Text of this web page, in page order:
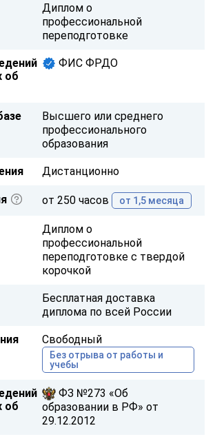
Диплом о
профессиональной
переподготовке
об
ФИС ФРДО
Высшего или среднего
профессионального
образования
Дистанционно
от 250 часов от 1,5 месяца
Диплом о
профессиональной
переподготовке с твердой
корочкой
Бесплатная доставка
диплома по всей России
Свободный
Без отрыва от работы и
учебы
об
ФЗ №273 «Об
образовании в РФ» от
29.12.2012